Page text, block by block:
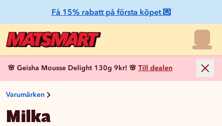
Få 15% rabatt på första köpet 💌
🌸 Geisha Mousse Delight 130g 9kr! 🌸 Till dealen
Varumärken
Milka